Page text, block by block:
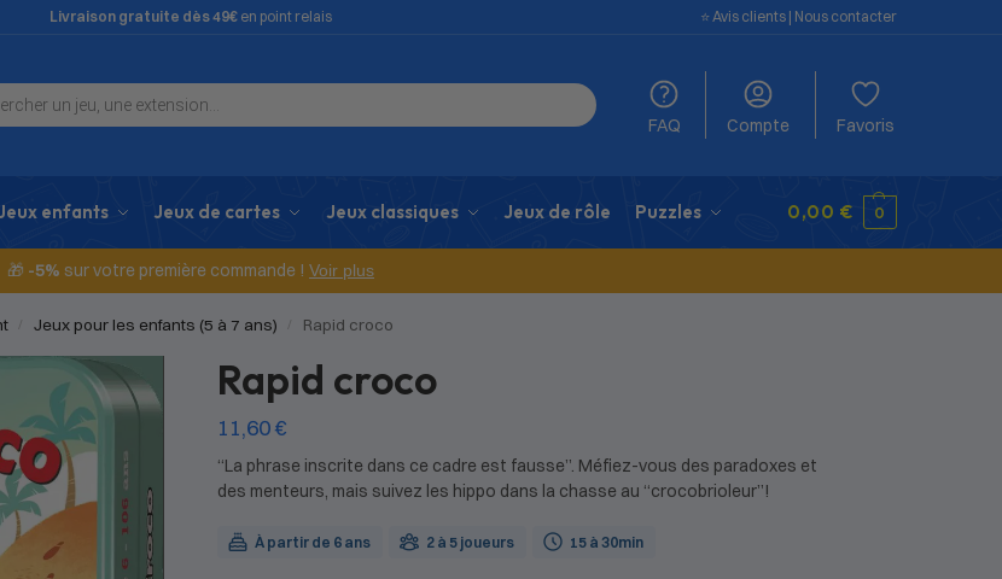
Livraison gratuite dès 49€ en point relais ⭐️ Avis clients | Nous contacter
FAQ Compte Favoris
enfants Jeux de cartes Jeux classiques Jeux de rôle Puzzles 0,00 € 0
🎁 -5% sur votre première commande ! Voir plus
Jeux pour les enfants (5 à 7 ans) Rapid croco
Rapid croco
11,60€
“La phrase inscrite dans ce cadre est fausse”. Méfiez-vous des paradoxes et
des menteurs, mais suivez les hippo dans la chasse au “crocobrioleur”!
À partir de 6 ans 2 à 5 joueurs 15 à 30min